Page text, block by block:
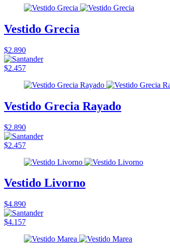
Vestido Grecia
$2.890
$2.457
Vestido Grecia Rayado
$2.890
$2.457
Vestido Livorno
$4.890
$4.157